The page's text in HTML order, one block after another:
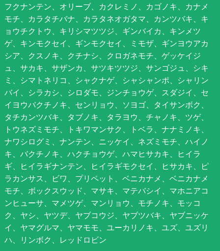
フクナンテン、オリーブ、カクレミノ、カゴノキ、カナメ
モチ、カラタチバナ、カラタネオガタマ、カンツバキ、キ
ョウチクトウ、キリシマツツジ、ギンバイカ、キンメツ
ゲ、キンモクセイ、ギンモクセイ、ミモザ、ギンヨウアカ
シア、クスノキ、クチナシ、クロガネモチ、ゲッケイジ
ュ、サカキ、サザンカ、サツキツツジ、サンゴジュ、シキ
ミ、シマトネリコ、シャクナゲ、シャシャンポ、シャリン
バイ、シラカシ、シロダモ、ジンチョウゲ、スダジイ、セ
イヨウバクチノキ、センリョウ、ソヨゴ、タイサンボク、
タチカンツバキ、タブノキ、タラヨウ、チャノキ、ツゲ、
トウネズミモチ、トキワマンサク、トベラ、ナナミノキ、
ナワシログミ、ナンテン、ニッケイ、ネズミモチ、ハイノ
キ、バクチノキ、ハクチョウゲ、ハマヒサカキ、ヒイラ
ギ、ヒイラギナンテン、ヒイラギモクセイ、ヒサカキ、ピ
ラカンサス、ビワ、プリペット、ベニカナメ、ベニカナメ
モチ、ボックスウッド、マサキ、マテバシイ、マホニアコ
ンヒューサ、マメツゲ、マンリョウ、モチノキ、モッコ
ク、ヤシ、ヤツデ、ヤブコウジ、ヤブツバキ、ヤブニッケ
イ、ヤマグルマ、ヤマモモ、ユーカリノキ、ユズ、ユズリ
ハ、リンボク、レッドロビン